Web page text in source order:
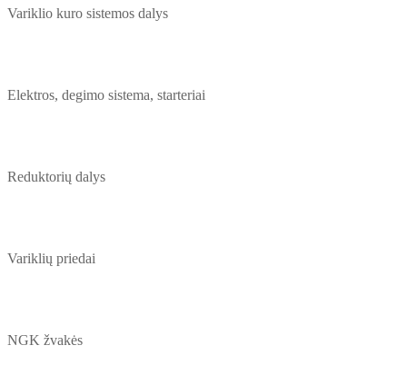
Variklio kuro sistemos dalys
Elektros, degimo sistema, starteriai
Reduktorių dalys
Variklių priedai
NGK žvakės